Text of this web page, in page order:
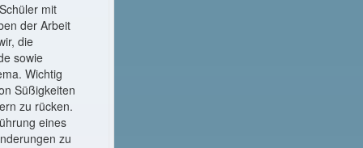
mit
der Arbeit
die
sowie
Wichtig
Süßigkeiten
zu rücken.
eines
zu